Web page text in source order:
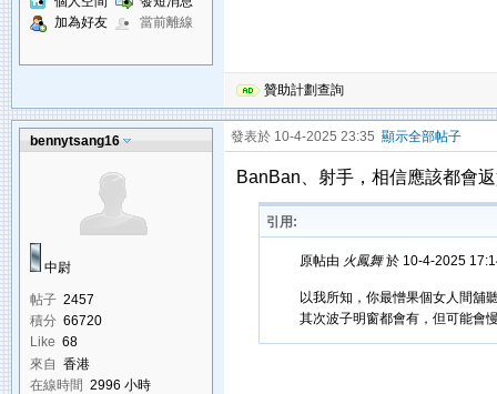
加為好友
當前離線
贊助計劃查詢
bennytsang16
中尉
帖子 2457
積分 66720
Like 68
來自 香港
在線時間 2996 小時
發表於 10-4-2025 23:35 顯示全部帖子
BanBan、射手，相信應該都會
引用:
原帖由 火鳳舞於 10-4-2025
以我所知，你最憎果個女人間舖
其次波子明窗都會有，但可能會